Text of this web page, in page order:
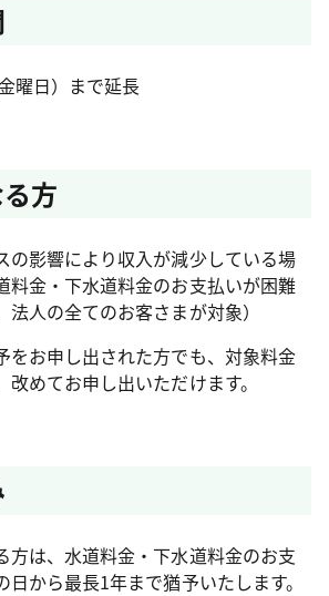
曜日）まで延長
方
の影響により収入が減少している場
料金・下水道料金のお支払いが困難
人の全てのお客さまが対象）
をお申し出された方でも、対象料金
めてお申し出いただけます。
方は、水道料金・下水道料金のお支
から最長1年まで猶予いたします。